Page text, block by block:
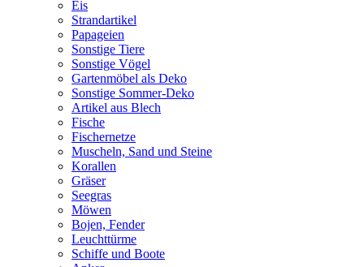
Eis
Strandartikel
Papageien
Sonstige Tiere
Sonstige Vögel
Gartenmöbel als Deko
Sonstige Sommer-Deko
Artikel aus Blech
Fische
Fischernetze
Muscheln, Sand und Steine
Korallen
Gräser
Seegras
Möwen
Bojen, Fender
Leuchttürme
Schiffe und Boote